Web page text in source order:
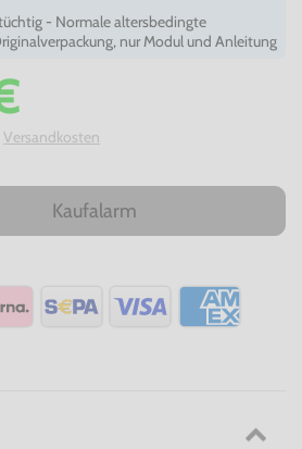
- Normale altersbedingte
nur Modul und Anleitung
Versandkosten
Kaufalarm